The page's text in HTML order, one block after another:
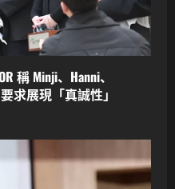
稱 Minji、Hanni、
求展現「真誠性」